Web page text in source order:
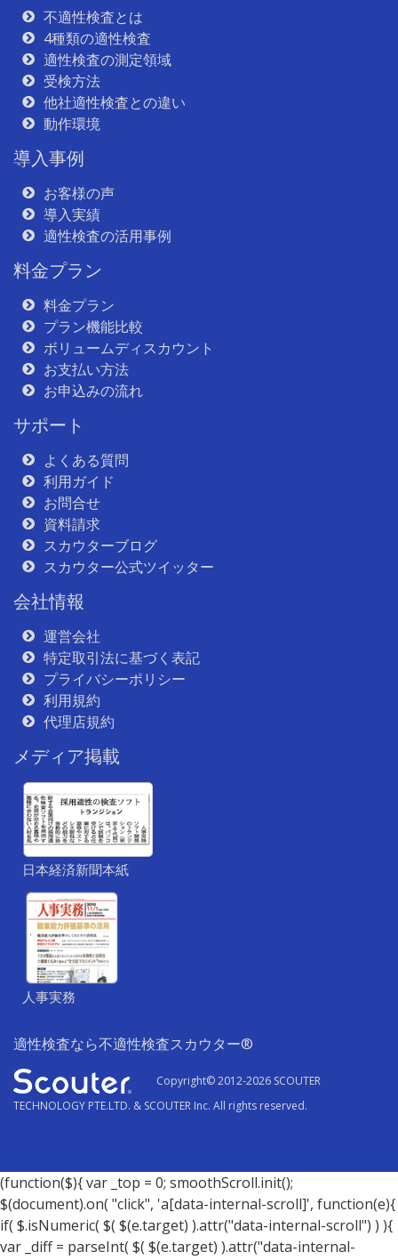
不適性検査とは
4種類の適性検査
適性検査の測定領域
受検方法
他社適性検査との違い
動作環境
導入事例
お客様の声
導入実績
適性検査の活用事例
料金プラン
料金プラン
プラン機能比較
ボリュームディスカウント
お支払い方法
お申込みの流れ
サポート
よくある質問
利用ガイド
お問合せ
資料請求
スカウターブログ
スカウター公式ツイッター
会社情報
運営会社
特定取引法に基づく表記
プライバシーポリシー
利用規約
代理店規約
メディア掲載
日本経済新聞本紙
人事実務
適性検査なら不適性検査スカウター®
Copyright© 2012-2026 SCOUTER
TECHNOLOGY PTE.LTD. & SCOUTER Inc. All rights reserved.
(function($){ var _top = 0; smoothScroll.init();
$(document).on( "click", 'a[data-internal-scroll]', function(e){
if( $.isNumeric( $( $(e.target) ).attr("data-internal-scroll") ) ){
var _diff = parseInt( $( $(e.target) ).attr("data-internal-